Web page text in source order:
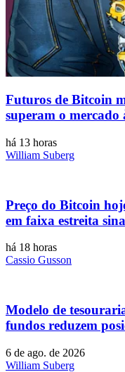
Futuros de Bitcoin
superam o mercado
há 13 horas
William Suberg
Preço do Bitcoin
em faixa estreita
há 18 horas
Cassio Gusson
Modelo de
fundos reduzem
6 de ago. de 2026
William Suberg